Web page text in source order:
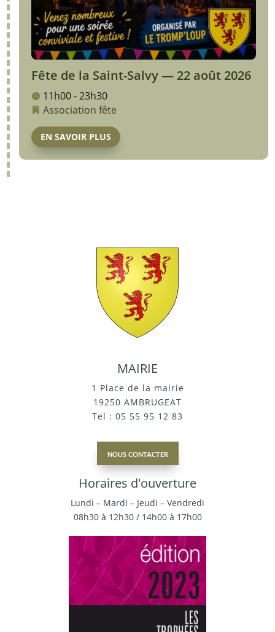
Fête de la Saint-Salvy — 22 août 2026
11h00 - 23h30
Association fête
EN SAVOIR PLUS
MAIRIE
1 Place de la mairie
19250 AMBRUGEAT
Tel : 05 55 95 12 83
nous contacter
Horaires d'ouverture
Lundi – Mardi – Jeudi – Vendredi
08h30 à 12h30 / 14h00 à 17h00